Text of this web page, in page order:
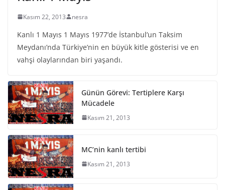
Kasım 22, 2013 nesra
Kanlı 1 Mayıs 1 Mayıs 1977’de İstanbul’un Taksim
Meydanı’nda Türkiye’nin en büyük kitle gösterisi ve en
vahşi olaylarından biri yaşandı.
Günün Görevi: Tertiplere Karşı
Mücadele
Kasım 21, 2013
MC’nin kanlı tertibi
Kasım 21, 2013